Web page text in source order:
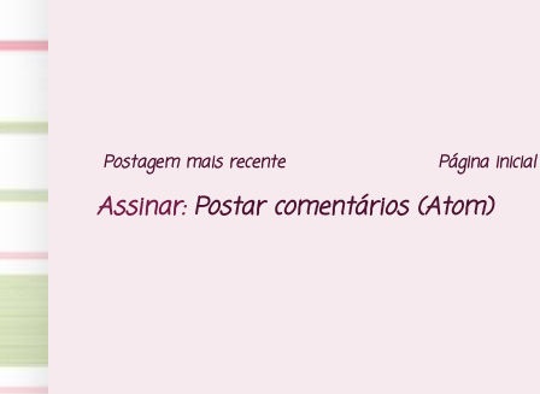
Postagem mais recente Página inicial
Assinar: Postar comentários (Atom)